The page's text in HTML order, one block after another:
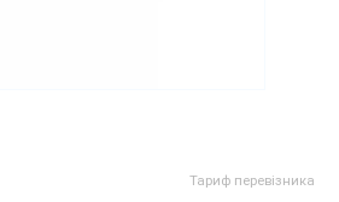
Тариф перевізника